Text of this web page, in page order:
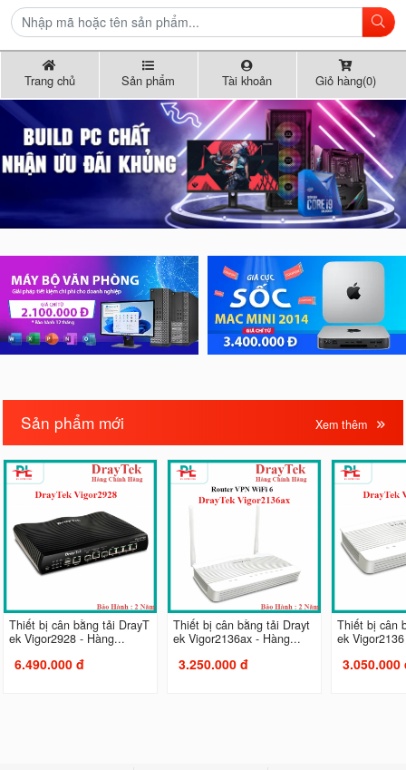
Trang chủ Sản phẩm Tài khoản Giỏ hàng(0)
Sản phẩm mới Xem thêm
Thiết bị cân bằng tải DrayT
ek Vigor2928 - Hàng...
6.490.000 đ
Thiết bị cân bằng tải Drayt
ek Vigor2136ax - Hàng...
3.250.000 đ
Thiết bị cân
ek
3.050.000